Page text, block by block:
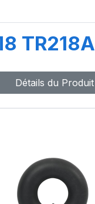
TR218A
Détails du Produit